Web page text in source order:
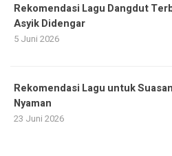
Rekomendasi Lagu Dangdut
Asyik Didengar
5 Juni 2026
Rekomendasi Lagu untuk
Nyaman
23 Juni 2026